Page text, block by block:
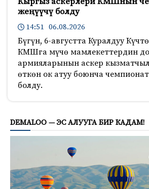
жеңүүчү болду
14:51 06.08.2026
Бүгүн, 6-августта Куралдуу
КМШга мүчө мамлекеттердин
армияларынын аскер
өткөн ок атуу боюнча
болду.
DEMALOO — ЭС АЛУУГА БИР КАДАМ!